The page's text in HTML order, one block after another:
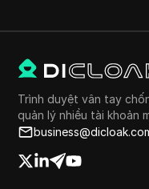
Trình duyệt vân tay
quản lý nhiều tài khoản